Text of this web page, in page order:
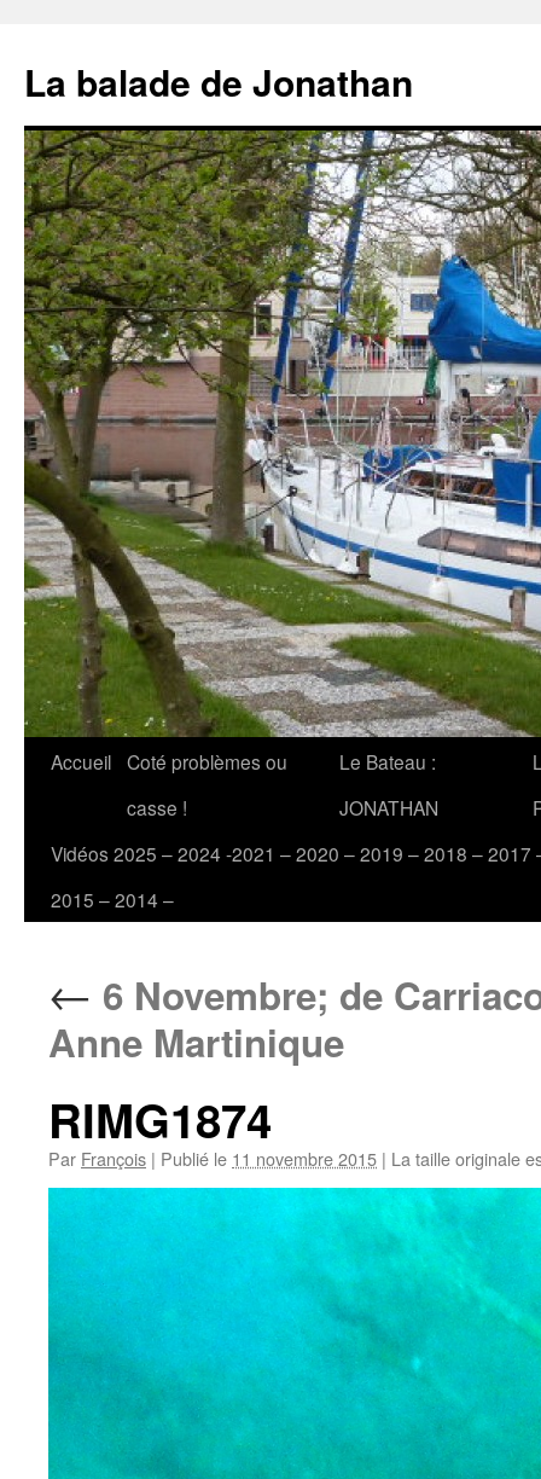
contenu
La balade de Jonathan
Accueil Coté problèmes ou
casse !
Le Bateau :
JONATHAN
Vidéos 2025 – 2024 -2021 – 2020 – 2019 – 2018 – 2017
2015 – 2014 –
← 6 Novembre; de
Anne Martinique
RIMG1874
Par François | Publié le 11 novembre 2015 | La taille originale